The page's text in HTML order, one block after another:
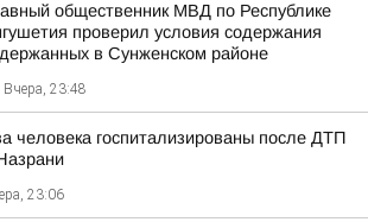
общественник МВД по Республике
проверил условия содержания
в Сунженском районе
Вчера, 23:48
человека госпитализированы после ДТП
23:06